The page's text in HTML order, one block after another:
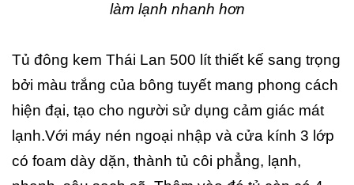
làm lạnh nhanh hơn
Tủ đông kem Thái Lan 500 lít thiết kế sang trọng
bởi màu trắng của bông tuyết mang phong cách
hiện đại, tạo cho người sử dụng cảm giác mát
lạnh.Với máy nén ngoại nhập và cửa kính 3 lớp
có foam dày dặn, thành tủ côi phẳng, lạnh,